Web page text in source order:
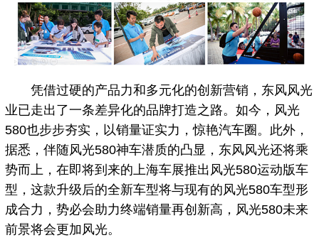
凭借过硬的产品力和多元化的创新营销，东风风光
业已走出了一条差异化的品牌打造之路。如今，风光
580也步步夯实，以销量证实力，惊艳汽车圈。此外，
据悉，伴随风光580神车潜质的凸显，东风风光还将乘
势而上，在即将到来的上海车展推出风光580运动版车
型，这款升级后的全新车型将与现有的风光580车型形
成合力，势必会助力终端销量再创新高，风光580未来
前景将会更加风光。